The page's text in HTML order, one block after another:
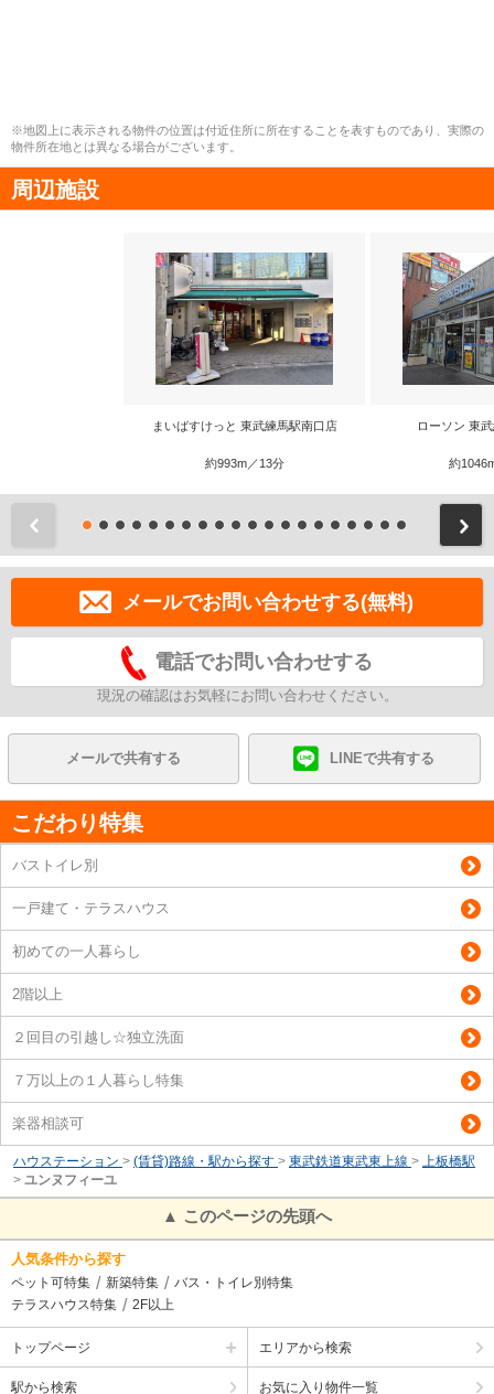
※地図上に表示される物件の位置は付近住所に所在することを表すものであり、実際の
物件所在地とは異なる場合がございます。
周辺施設
まいばすけっと 東武練馬駅南口店
約993m／13分
ローソン 東
約
メールでお問い合わせする(無料)
電話でお問い合わせする
現況の確認はお気軽にお問い合わせください。
メールで共有する LINEで共有する
こだわり特集
バストイレ別
一戸建て・テラスハウス
初めての一人暮らし
2階以上
２回目の引越し☆独立洗面
７万以上の１人暮らし特集
楽器相談可
ハウステーション > (賃貸)路線・駅から探す > 東武鉄道東武東上線 > 上板橋駅
> ユンヌフィーユ
▲ このページの先頭へ
人気条件から探す
ペット可特集 新築特集
バス・トイレ別特集
テラスハウス特集
2F以上
トップページ エリアから検索
駅から検索 お気に入り物件一覧